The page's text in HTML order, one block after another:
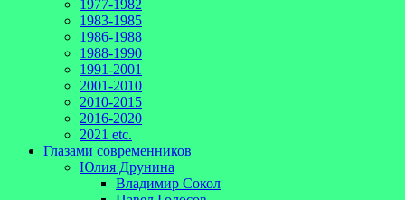
1977-1982
1983-1985
1986-1988
1988-1990
1991-2001
2001-2010
2010-2015
2016-2020
2021 etc.
Глазами современников
Юлия Друнина
Владимир Сокол